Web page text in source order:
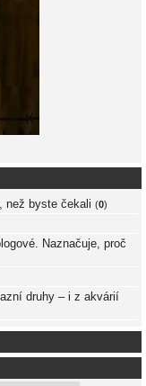
než byste čekali (0)
Naznačuje, proč
druhy – i z akvárií